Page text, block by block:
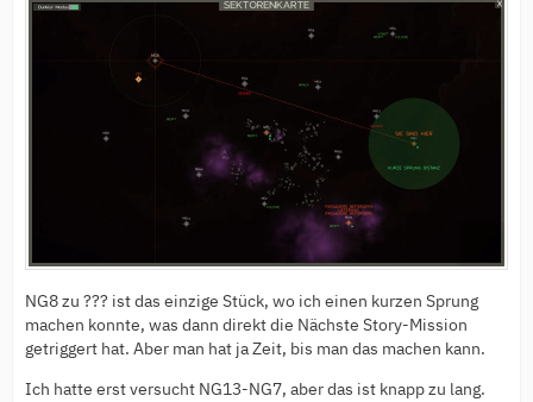
NG8 zu ??? ist das einzige Stück, wo ich einen kurzen Sprung
machen konnte, was dann direkt die Nächste Story-Mission
getriggert hat. Aber man hat ja Zeit, bis man das machen kann.
Ich hatte erst versucht NG13-NG7, aber das ist knapp zu lang.